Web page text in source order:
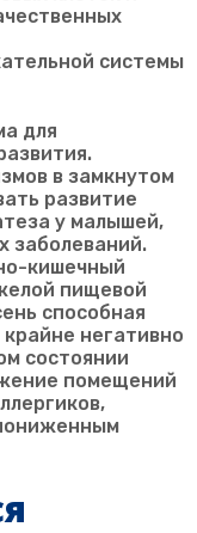
системы
для
в замкнутом
развитие
у малышей,
заболеваний.
кишечный
пищевой
способная
негативно
состоянии
помещений